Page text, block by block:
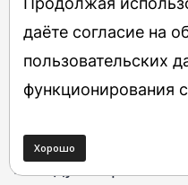
Прочный и
Armour 25T Pro
между
даёте согласие на
пользовательских
функционирования